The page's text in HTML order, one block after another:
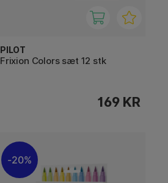
PILOT
Frixion Colors sæt 12 stk
169 KR
20%